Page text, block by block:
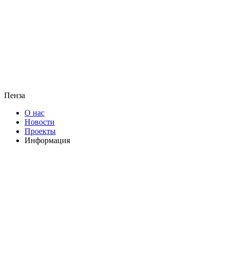
Пенза
О нас
Новости
Проекты
Информация